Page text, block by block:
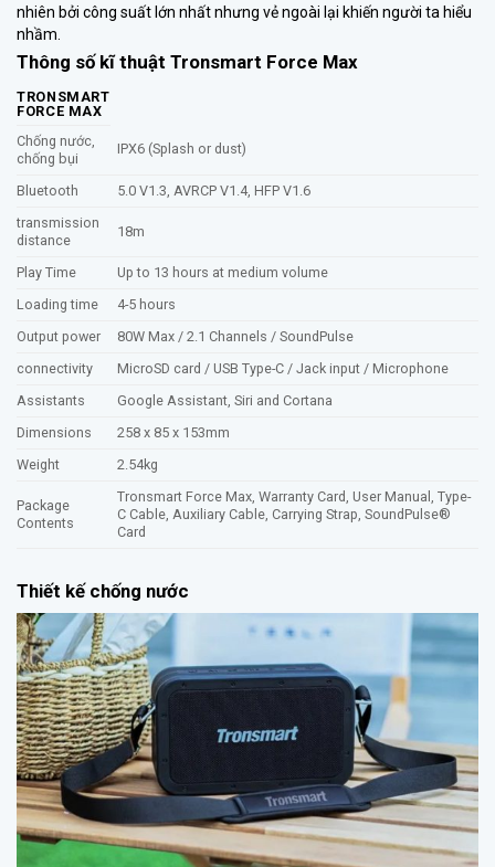
nhiên bởi công suất lớn nhất nhưng vẻ ngoài lại khiến người ta hiểu
nhầm.
Thông số kĩ thuật Tronsmart Force Max
TRONSMART
FORCE MAX
Chống nước,
chống bụi
IPX6 (Splash or dust)
Bluetooth
5.0 V1.3, AVRCP V1.4, HFP V1.6
transmission
distance
18m
Play Time
Up to 13 hours at medium volume
Loading time
4-5 hours
Output power
80W Max / 2.1 Channels / SoundPulse
connectivity
MicroSD card / USB Type-C / Jack input / Microphone
Assistants
Google Assistant, Siri and Cortana
Dimensions
258 x 85 x 153mm
Weight
2.54kg
Package
Contents
Tronsmart Force Max, Warranty Card, User Manual, Type-
C Cable, Auxiliary Cable, Carrying Strap, SoundPulse®
Card
Thiết kế chống nước